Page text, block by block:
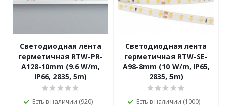
Светодиодная лента
герметичная RTW-PR-
A128-10mm (9.6 W/m,
IP66, 2835, 5m)
Есть в наличии (920)
Светодиодная лента
герметичная RTW-SE-
A98-8mm (10 W/m, IP65,
2835, 5m)
Есть в наличии (1000)